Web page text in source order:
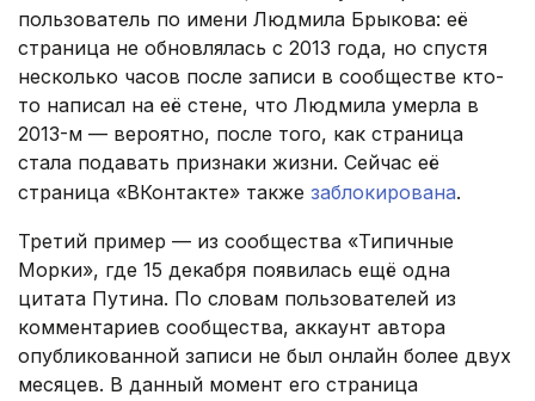
пользователь по имени Людмила Брыкова: её
страница не обновлялась с 2013 года, но спустя
несколько часов после записи в сообществе кто-
то написал на её стене, что Людмила умерла в
2013-м — вероятно, после того, как страница
стала подавать признаки жизни. Сейчас её
страница «ВКонтакте» также заблокирована.
Третий пример — из сообщества «Типичные
Морки», где 15 декабря появилась ещё одна
цитата Путина. По словам пользователей из
комментариев сообщества, аккаунт автора
опубликованной записи не был онлайн более двух
месяцев. В данный момент его страница